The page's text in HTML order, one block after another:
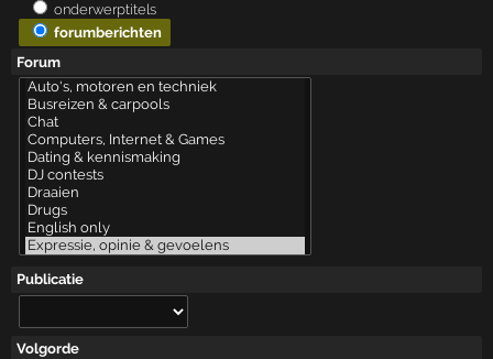
onderwerptitels
forumberichten
Forum
Publicatie
Volgorde